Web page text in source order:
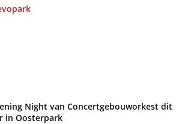
Night van Concertgebouworkest dit
in Oosterpark